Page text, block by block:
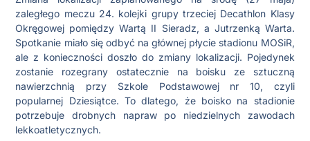
zaległego meczu 24. kolejki grupy trzeciej Decathlon Klasy
Okręgowej pomiędzy Wartą II Sieradz, a Jutrzenką Warta.
Spotkanie miało się odbyć na głównej płycie stadionu MOSiR,
ale z konieczności doszło do zmiany lokalizacji. Pojedynek
zostanie rozegrany ostatecznie na boisku ze sztuczną
nawierzchnią przy Szkole Podstawowej nr 10, czyli
popularnej Dziesiątce. To dlatego, że boisko na stadionie
potrzebuje drobnych napraw po niedzielnych zawodach
lekkoatletycznych.